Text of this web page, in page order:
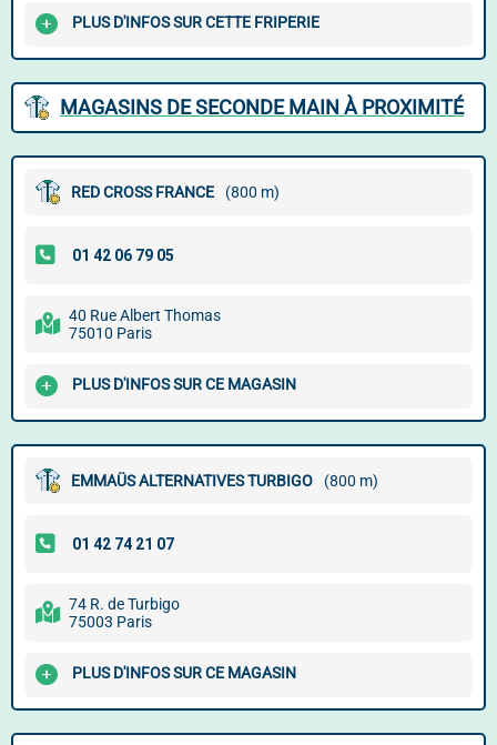
PLUS D'INFOS SUR CETTE FRIPERIE
MAGASINS DE SECONDE MAIN À PROXIMITÉ
RED CROSS FRANCE (800 m)
40 Rue Albert Thomas
75010 Paris
PLUS D'INFOS SUR CE MAGASIN
EMMAÜS ALTERNATIVES TURBIGO (800 m)
74 R. de Turbigo
75003 Paris
PLUS D'INFOS SUR CE MAGASIN